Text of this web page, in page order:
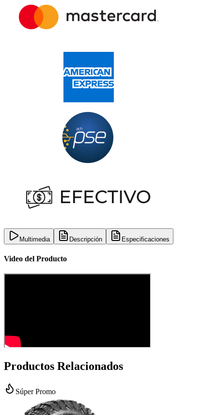
Multimedia Descripción Especificaciones
Video del Producto
Productos Relacionados
Súper Promo